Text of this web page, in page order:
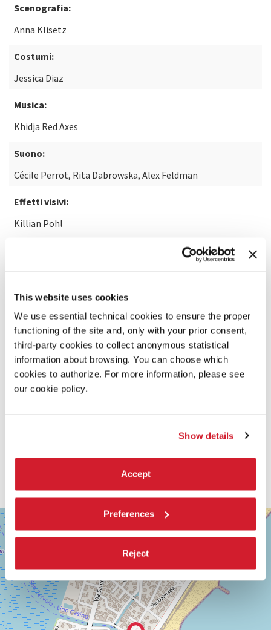
This website uses cookies
We use essential technical cookies to ensure the proper
functioning of the site and, only with your prior consent,
third-party cookies to collect anonymous statistical
information about browsing. You can choose which
cookies to authorize. For more information, please see
our cookie policy.
Show details
Accept
Preferences
Reject
Scenografia:
Anna Klisetz
Costumi:
Jessica Diaz
Musica:
Khidja Red Axes
Suono:
Cécile Perrot, Rita Dabrowska, Alex Feldman
Effetti visivi:
Killian Pohl
SALA
GIARDINO
LUNGOMARE
MARCONI
30126
LIDO
DI
VENEZIA
TEL.
0415218711
−